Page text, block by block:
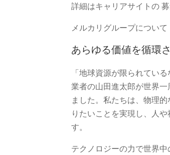
詳細はキャリアサイトの
メルカリグループについて
あらゆる価値を循環
「地球資源が限られてい
業者の山田進太郎が世界
ました。私たちは、物理
りたいことを実現し、人
す。
テクノロジーの力で世界